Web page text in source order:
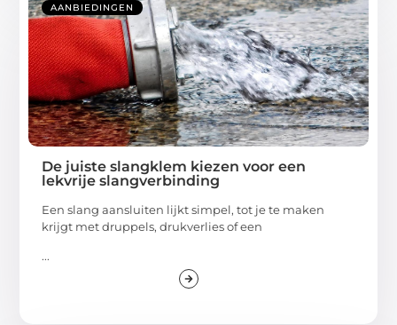
AANBIEDINGEN
De juiste slangklem kiezen voor een
lekvrije slangverbinding
Een slang aansluiten lijkt simpel, tot je te maken
krijgt met druppels, drukverlies of een
...